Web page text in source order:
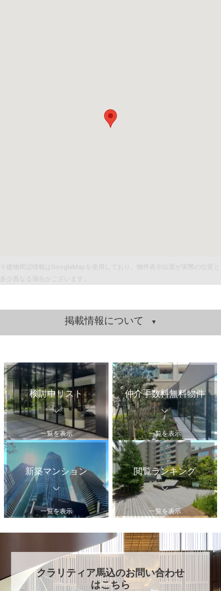
※建物周辺情報はGoogleMapを使用しており、物件表示位置が実際の位置と
多少異なる場合がございます。
掲載情報について
検討中リスト
一覧を表示
仲介手数料無料物件
一覧を表示
新築マンション
一覧を表示
閲覧ランキング
一覧を表示
クラリティア馬込のお問い合わせ
はこちら